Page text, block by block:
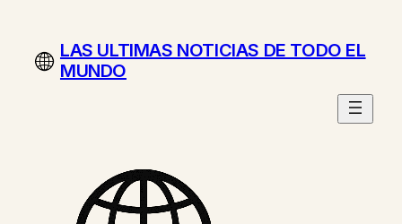
contenidoLAS ULTIMAS NOTICIAS DE TODO EL
MUNDO